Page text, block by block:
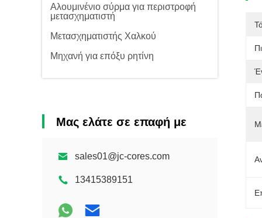
Αλουμινένιο σύρμα για περιστροφή
μετασχηματιστή
Μετασχηματιστής Χαλκού
Μηχανή για επόξυ ρητίνη
Μας ελάτε σε επαφή με
sales01@jc-cores.com
13415389151